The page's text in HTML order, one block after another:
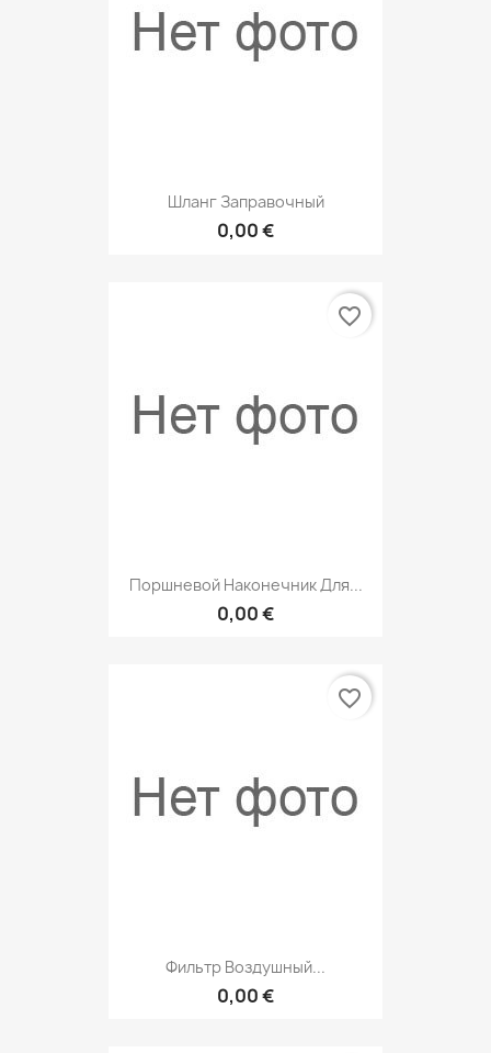
Шланг Заправочный
0,00 €
Поршневой Наконечник Для...
0,00 €
favorite_border
Фильтр Воздушный...
0,00 €
favorite_border